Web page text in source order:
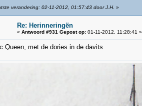
verandering: 02-11-2012, 01:57:43 door J.H. »
Re: Herinneringën
« Antwoord #931 Gepost op:01-11-2012, 11:28:41 »
Queen, met de dories in de davits